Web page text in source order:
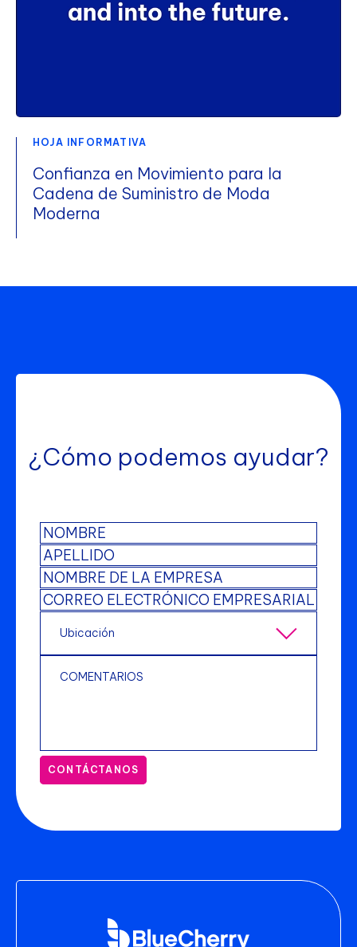
HOJA INFORMATIVA
Confianza en Movimiento para la
Cadena de Suministro de Moda
Moderna
¿Cómo podemos ayudar?
CONTÁCTANOS